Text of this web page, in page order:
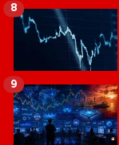
8
9